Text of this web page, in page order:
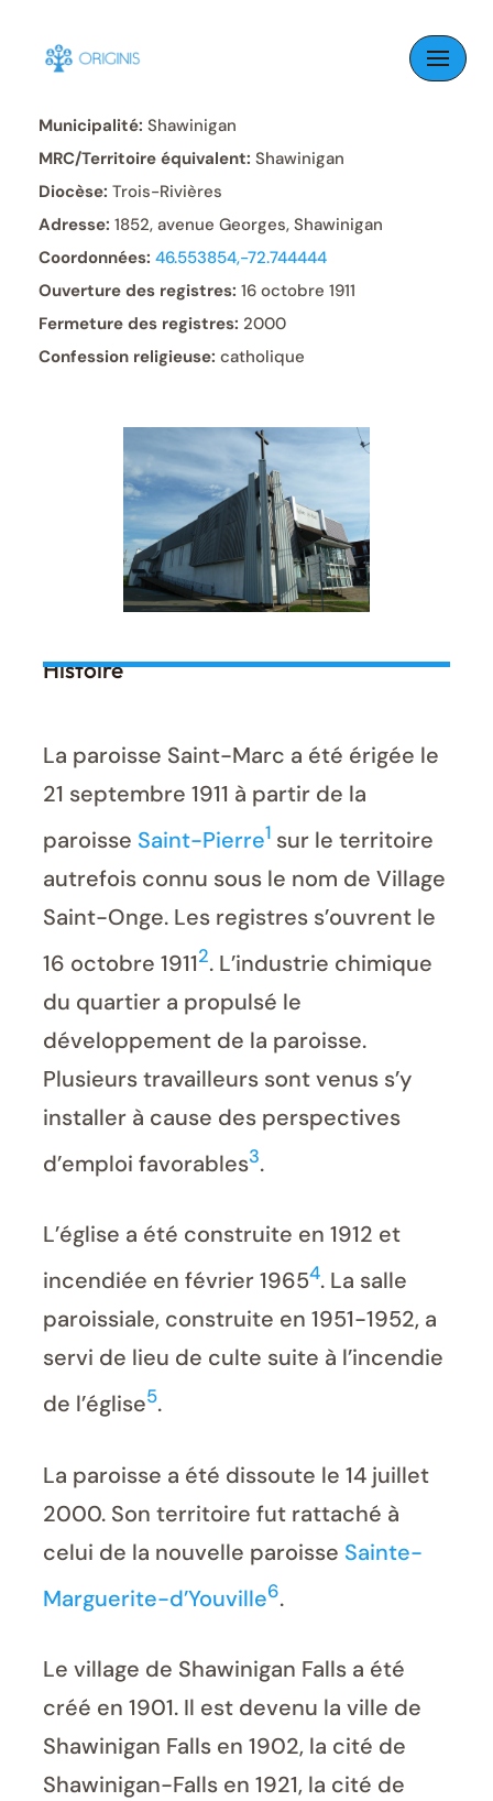
Skip
Municipalité: Shawinigan
MRC/Territoire équivalent: Shawinigan
Diocèse: Trois-Rivières
Adresse: 1852, avenue Georges, Shawinigan
Coordonnées: 46.553854,-72.744444
Ouverture des registres: 16 octobre 1911
Fermeture des registres: 2000
Confession religieuse: catholique
Histoire
La paroisse Saint-Marc a été érigée le
21 septembre 1911 à partir de la
paroisse Saint-Pierre1 sur le territoire
autrefois connu sous le nom de Village
Saint-Onge. Les registres s’ouvrent le
16 octobre 19112. L’industrie chimique
du quartier a propulsé le
développement de la paroisse.
Plusieurs travailleurs sont venus s’y
installer à cause des perspectives
d’emploi favorables3.
L’église a été construite en 1912 et
incendiée en février 19654. La salle
paroissiale, construite en 1951-1952, a
servi de lieu de culte suite à l’incendie
de l’église5.
La paroisse a été dissoute le 14 juillet
2000. Son territoire fut rattaché à
celui de la nouvelle paroisse Sainte-
Marguerite-d’Youville6.
Le village de Shawinigan Falls a été
créé en 1901. Il est devenu la ville de
Shawinigan Falls en 1902, la cité de
Shawinigan-Falls en 1921, la cité de